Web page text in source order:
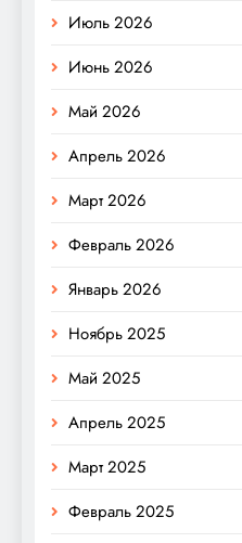
Июль 2026
Июнь 2026
Май 2026
Апрель 2026
Март 2026
Февраль 2026
Январь 2026
Ноябрь 2025
Май 2025
Апрель 2025
Март 2025
Февраль 2025